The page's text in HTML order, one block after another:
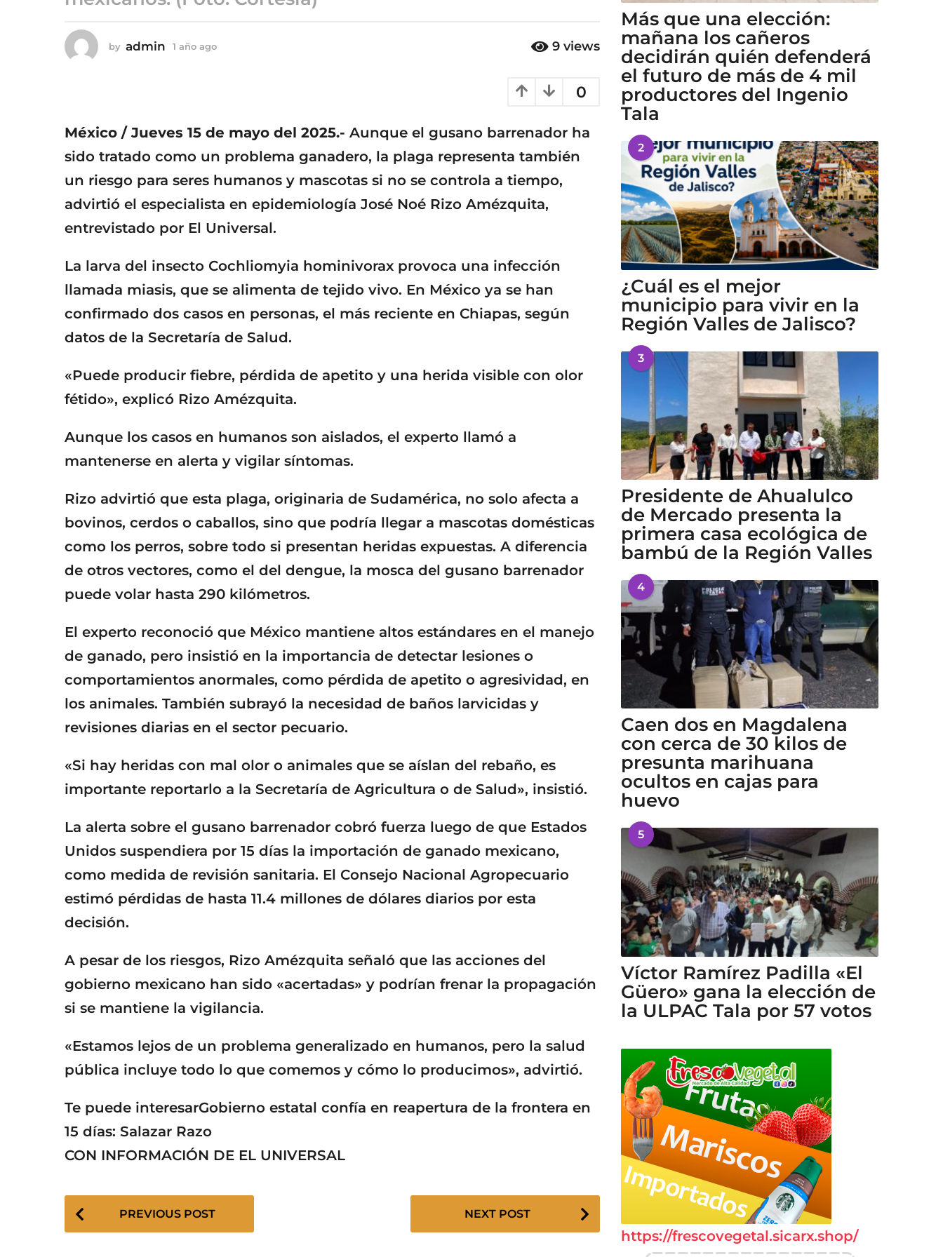
ñ
a
g
by admin 1 año ago 9 views
0
México / Jueves 15 de mayo del 2025.- Aunque el gusano barrenador ha
sido tratado como un problema ganadero, la plaga representa también
un riesgo para seres humanos y mascotas si no se controla a tiempo,
advirtió el especialista en epidemiología José Noé Rizo Amézquita,
entrevistado por El Universal.
La larva del insecto Cochliomyia hominivorax provoca una infección
llamada miasis, que se alimenta de tejido vivo. En México ya se han
confirmado dos casos en personas, el más reciente en Chiapas, según
datos de la Secretaría de Salud.
«Puede producir fiebre, pérdida de apetito y una herida visible con olor
fétido», explicó Rizo Amézquita.
Aunque los casos en humanos son aislados, el experto llamó a
mantenerse en alerta y vigilar síntomas.
Rizo advirtió que esta plaga, originaria de Sudamérica, no solo afecta a
bovinos, cerdos o caballos, sino que podría llegar a mascotas domésticas
como los perros, sobre todo si presentan heridas expuestas. A diferencia
de otros vectores, como el del dengue, la mosca del gusano barrenador
puede volar hasta 290 kilómetros.
El experto reconoció que México mantiene altos estándares en el manejo
de ganado, pero insistió en la importancia de detectar lesiones o
comportamientos anormales, como pérdida de apetito o agresividad, en
los animales. También subrayó la necesidad de baños larvicidas y
revisiones diarias en el sector pecuario.
«Si hay heridas con mal olor o animales que se aíslan del rebaño, es
importante reportarlo a la Secretaría de Agricultura o de Salud», insistió.
La alerta sobre el gusano barrenador cobró fuerza luego de que Estados
Unidos suspendiera por 15 días la importación de ganado mexicano,
como medida de revisión sanitaria. El Consejo Nacional Agropecuario
estimó pérdidas de hasta 11.4 millones de dólares diarios por esta
decisión.
A pesar de los riesgos, Rizo Amézquita señaló que las acciones del
gobierno mexicano han sido «acertadas» y podrían frenar la propagación
si se mantiene la vigilancia.
«Estamos lejos de un problema generalizado en humanos, pero la salud
pública incluye todo lo que comemos y cómo lo producimos», advirtió.
Te puede interesarGobierno estatal confía en reapertura de la frontera en
15 días: Salazar Razo
CON INFORMACIÓN DE EL UNIVERSAL
P
PREVIOUS POST NEXT POST
Más que una elección:
mañana los cañeros
decidirán quién defenderá
el futuro de más de 4 mil
productores del Ingenio
Tala
2
¿Cuál es el mejor
municipio para vivir en la
Región Valles de Jalisco?
3
Presidente de Ahualulco
de Mercado presenta la
primera casa ecológica de
bambú de la Región Valles
4
Caen dos en Magdalena
con cerca de 30 kilos de
presunta marihuana
ocultos en cajas para
huevo
5
Víctor Ramírez Padilla «El
Güero» gana la elección de
la ULPAC Tala por 57 votos
https://frescovegetal.sicarx.shop/